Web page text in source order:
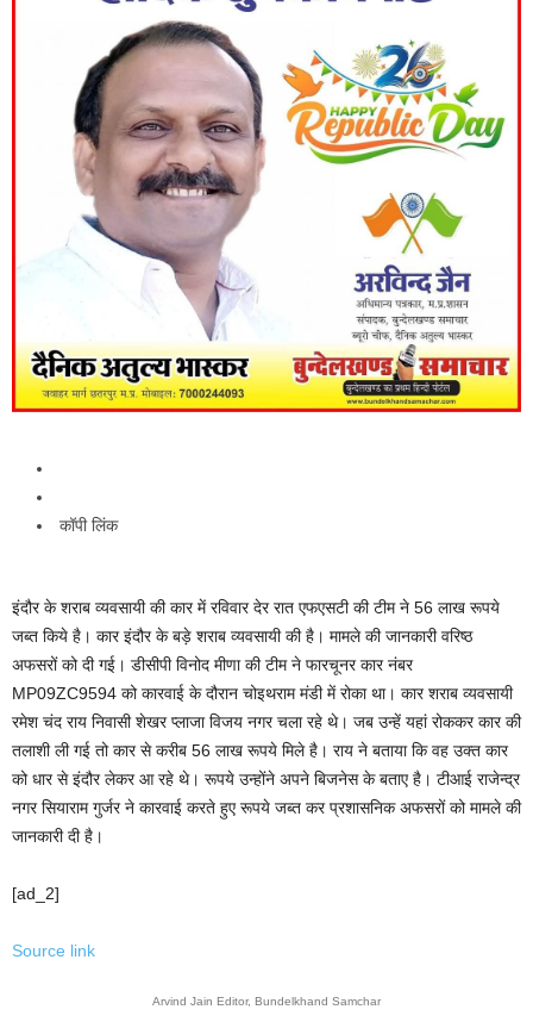
कॉपी लिंक
इंदौर के शराब व्यवसायी की कार में रविवार देर रात एफएसटी की टीम ने 56 लाख रूपये
जब्त किये है। कार इंदौर के बड़े शराब व्यवसायी की है। मामले की जानकारी वरिष्ठ
अफसरों को दी गई। डीसीपी विनोद मीणा की टीम ने फारचूनर कार नंबर
MP09ZC9594 को कारवाई के दौरान चोइथराम मंडी में रोका था। कार शराब व्यवसायी
रमेश चंद राय निवासी शेखर प्लाजा विजय नगर चला रहे थे। जब उन्हें यहां रोककर कार की
तलाशी ली गई तो कार से करीब 56 लाख रूपये मिले है। राय ने बताया कि वह उक्त कार
को धार से इंदौर लेकर आ रहे थे। रूपये उन्होंने अपने बिजनेस के बताए है। टीआई राजेन्द्र
नगर सियाराम गुर्जर ने कारवाई करते हुए रूपये जब्त कर प्रशासनिक अफसरों को मामले की
जानकारी दी है।
[ad_2]
Source link
Arvind Jain Editor, Bundelkhand Samchar